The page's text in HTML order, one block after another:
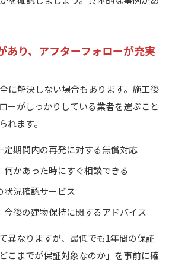
り、アフターフォローが充実
に解決しない場合もあります。施工後
ーがしっかりしている業者を選ぶこと
れます。
定期間内の再発に対する無償対応
何かあった時にすぐ相談できる
状況確認サービス
今後の建物保持に関するアドバイス
異なりますが、最低でも1年間の保証
こまでが保証対象なのか」を事前に確